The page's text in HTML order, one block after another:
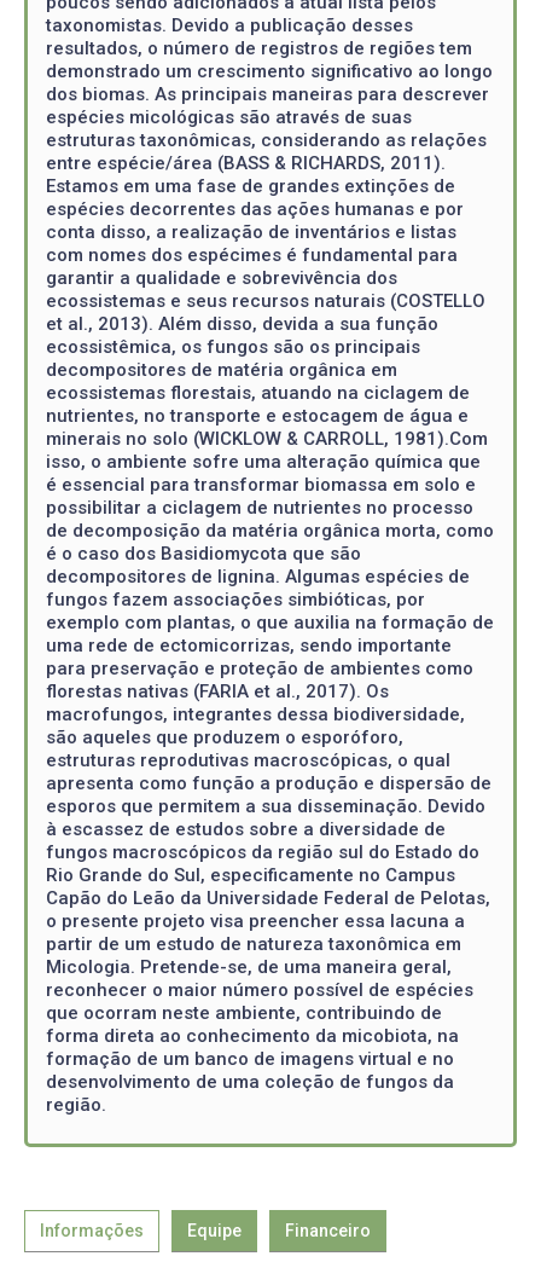
taxonomistas. Devido a publicação desses
resultados, o número de registros de regiões tem
demonstrado um crescimento significativo ao longo
dos biomas. As principais maneiras para descrever
espécies micológicas são através de suas
estruturas taxonômicas, considerando as relações
entre espécie/área (BASS & RICHARDS, 2011).
Estamos em uma fase de grandes extinções de
espécies decorrentes das ações humanas e por
conta disso, a realização de inventários e listas
com nomes dos espécimes é fundamental para
garantir a qualidade e sobrevivência dos
ecossistemas e seus recursos naturais (COSTELLO
et al., 2013). Além disso, devida a sua função
ecossistêmica, os fungos são os principais
decompositores de matéria orgânica em
ecossistemas florestais, atuando na ciclagem de
nutrientes, no transporte e estocagem de água e
minerais no solo (WICKLOW & CARROLL, 1981).Com
isso, o ambiente sofre uma alteração química que
é essencial para transformar biomassa em solo e
possibilitar a ciclagem de nutrientes no processo
de decomposição da matéria orgânica morta, como
é o caso dos Basidiomycota que são
decompositores de lignina. Algumas espécies de
fungos fazem associações simbióticas, por
exemplo com plantas, o que auxilia na formação de
uma rede de ectomicorrizas, sendo importante
para preservação e proteção de ambientes como
florestas nativas (FARIA et al., 2017). Os
macrofungos, integrantes dessa biodiversidade,
são aqueles que produzem o esporóforo,
estruturas reprodutivas macroscópicas, o qual
apresenta como função a produção e dispersão de
esporos que permitem a sua disseminação. Devido
à escassez de estudos sobre a diversidade de
fungos macroscópicos da região sul do Estado do
Rio Grande do Sul, especificamente no Campus
Capão do Leão da Universidade Federal de Pelotas,
o presente projeto visa preencher essa lacuna a
partir de um estudo de natureza taxonômica em
Micologia. Pretende-se, de uma maneira geral,
reconhecer o maior número possível de espécies
que ocorram neste ambiente, contribuindo de
forma direta ao conhecimento da micobiota, na
formação de um banco de imagens virtual e no
desenvolvimento de uma coleção de fungos da
região.
Informações Equipe Financeiro